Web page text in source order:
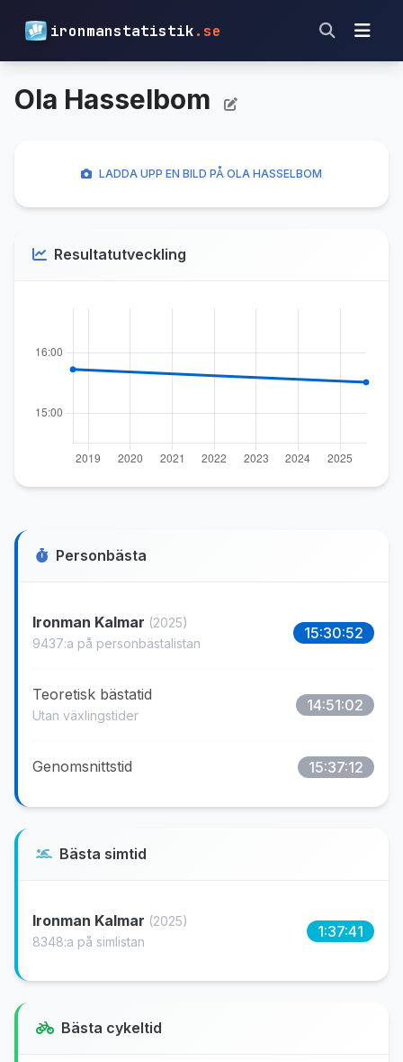
ironmanstatistik.se
Ola Hasselbom
Personbästa
Ironman Kalmar (2025)
9437:a på personbästalistan
15:30:52
Teoretisk bästatid
Utan växlingstider
14:51:02
Genomsnittstid 15:37:12
Bästa simtid
Ironman Kalmar (2025)
8348:a på simlistan
1:37:41
Bästa cykeltid
LADDA UPP EN BILD PÅ OLA HASSELBOM
Resultatutveckling